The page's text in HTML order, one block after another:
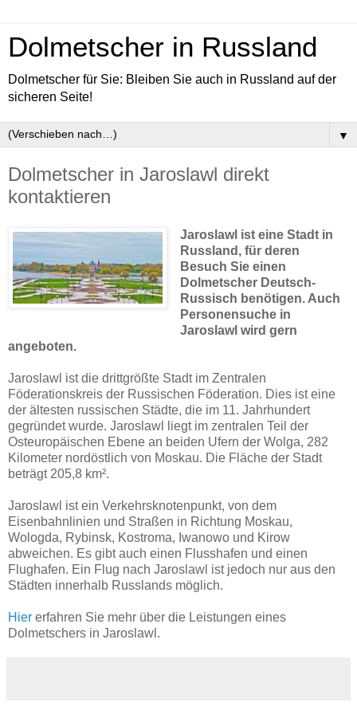
Dolmetscher in Russland
Dolmetscher für Sie: Bleiben Sie auch in Russland auf der
sicheren Seite!
▼
Dolmetscher in Jaroslawl direkt
kontaktieren
Jaroslawl ist eine Stadt in
Russland, für deren
Besuch Sie einen
Dolmetscher Deutsch-
Russisch benötigen. Auch
Personensuche in
Jaroslawl wird gern
angeboten.
Jaroslawl ist die drittgrößte Stadt im Zentralen
Föderationskreis der Russischen Föderation. Dies ist eine
der ältesten russischen Städte, die im 11. Jahrhundert
gegründet wurde. Jaroslawl liegt im zentralen Teil der
Osteuropäischen Ebene an beiden Ufern der Wolga, 282
Kilometer nordöstlich von Moskau. Die Fläche der Stadt
beträgt 205,8 km².
Jaroslawl ist ein Verkehrsknotenpunkt, von dem
Eisenbahnlinien und Straßen in Richtung Moskau,
Wologda, Rybinsk, Kostroma, Iwanowo und Kirow
abweichen. Es gibt auch einen Flusshafen und einen
Flughafen. Ein Flug nach Jaroslawl ist jedoch nur aus den
Städten innerhalb Russlands möglich.
Hier erfahren Sie mehr über die Leistungen eines
Dolmetschers in Jaroslawl.